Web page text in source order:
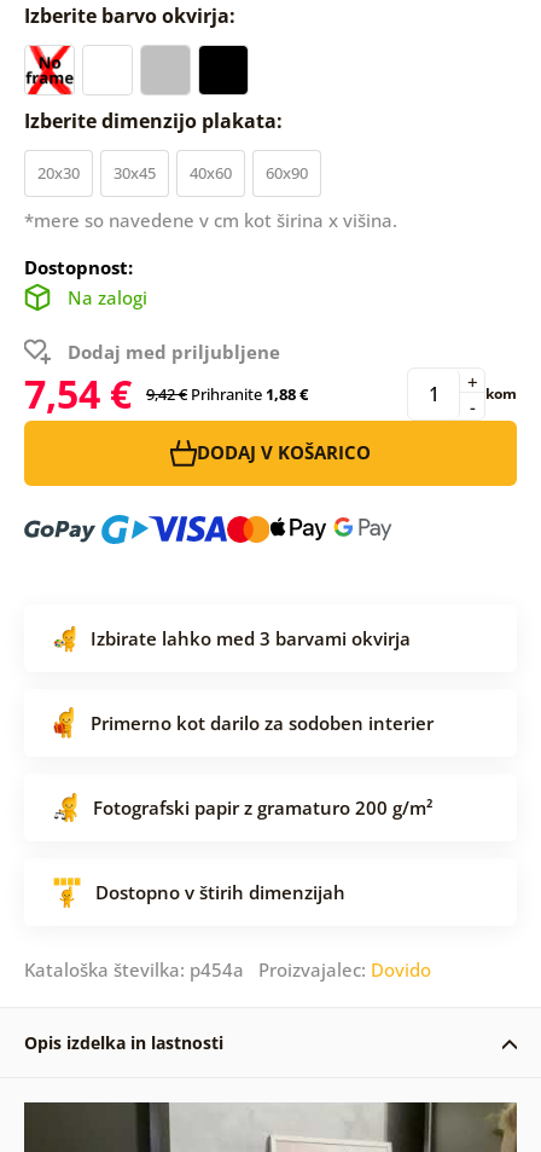
Izberite barvo okvirja:
Izberite dimenzijo plakata:
20x30 30x45 40x60 60x90
*mere so navedene v cm kot širina x višina.
Dostopnost:
Na zalogi
Dodaj med priljubljene
7,54 € 9,42 € Prihranite1,88 € -
+ kom
DODAJ V KOŠARICO
Izbirate lahko med 3 barvami okvirja
Primerno kot darilo za sodoben interier
Fotografski papir z gramaturo 200 g/m²
Dostopno v štirih dimenzijah
Kataloška številka: p454a Proizvajalec: Dovido
Opis izdelka in lastnosti